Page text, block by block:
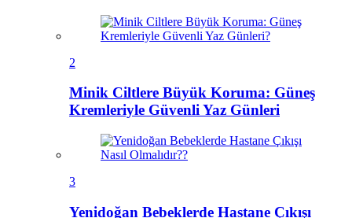
2
Minik Ciltlere Büyük Koruma: Güneş
Kremleriyle Güvenli Yaz Günleri
3
Yenidoğan Bebeklerde Hastane Çıkışı